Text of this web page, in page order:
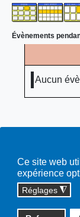
Ce site web
expérience
Réglages ◮
Évènements
Aucun
Copyright ©